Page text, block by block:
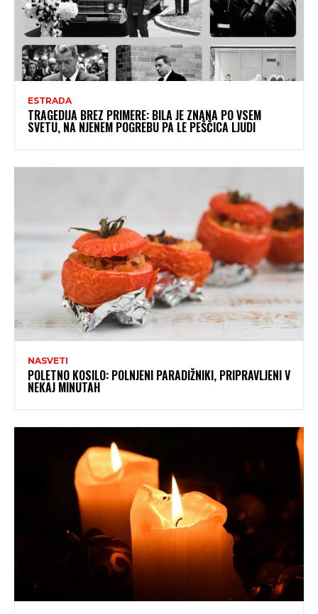
ESTRADA
TRAGEDIJA BREZ PRIMERE: BILA JE ZNANA PO VSEM
SVETU, NA NJENEM POGREBU PA LE PEŠČICA LJUDI
NASVETI
POLETNO KOSILO: POLNJENI PARADIŽNIKI, PRIPRAVLJENI V
NEKAJ MINUTAH